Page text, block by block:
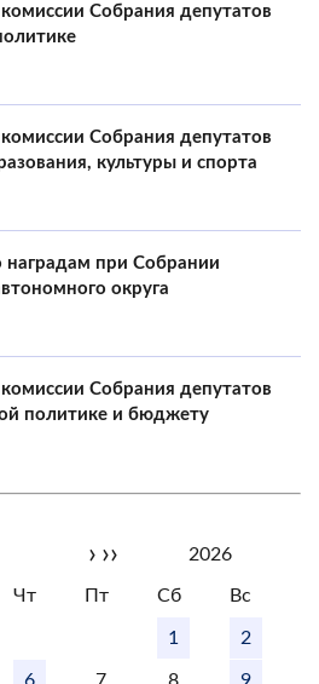
Собрания депутатов
Собрания депутатов
культуры и спорта
наградам при Собрании
округа
Собрания депутатов
политике и бюджету
› ›› 2026
Чт Пт Сб Вс
1 2